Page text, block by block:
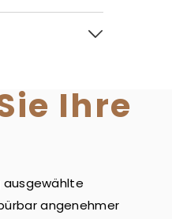
Ihre
ausgewählte
angenehmer